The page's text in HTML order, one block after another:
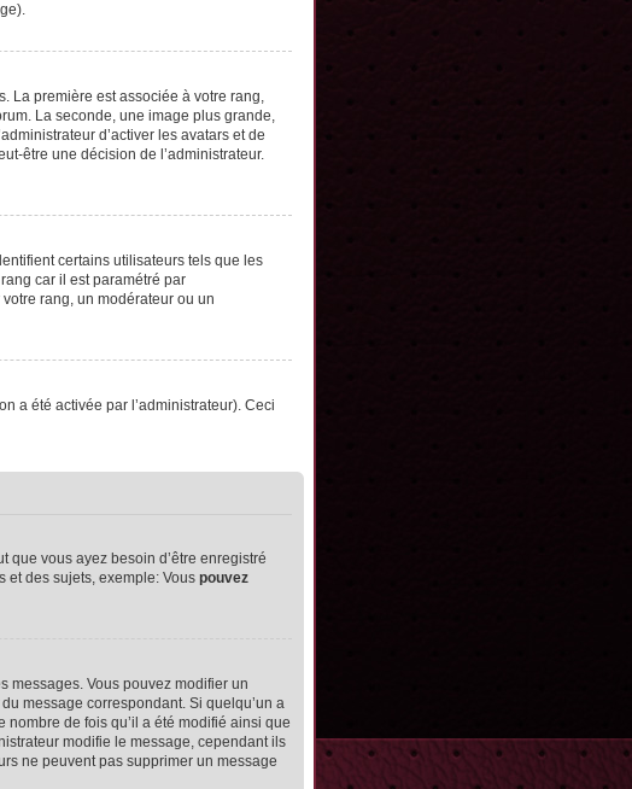
La première est associée à votre rang,
La seconde, une image plus grande,
d’activer les avatars et de
être une décision de l’administrateur.
certains utilisateurs tels que les
car il est paramétré par
rang, un modérateur ou un
a été activée par l’administrateur). Ceci
vous ayez besoin d’être enregistré
et des sujets, exemple: Vous pouvez
messages. Vous pouvez modifier un
du message correspondant. Si quelqu’un a
nombre de fois qu’il a été modifié ainsi que
modifie le message, cependant ils
ne peuvent pas supprimer un message